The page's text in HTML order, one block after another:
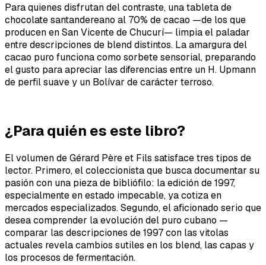
Para quienes disfrutan del contraste, una tableta de
chocolate santandereano al 70% de cacao —de los que
producen en San Vicente de Chucurí— limpia el paladar
entre descripciones de blend distintos. La amargura del
cacao puro funciona como sorbete sensorial, preparando
el gusto para apreciar las diferencias entre un H. Upmann
de perfil suave y un Bolívar de carácter terroso.
¿Para quién es este libro?
El volumen de Gérard Père et Fils satisface tres tipos de
lector. Primero, el coleccionista que busca documentar su
pasión con una pieza de bibliófilo: la edición de 1997,
especialmente en estado impecable, ya cotiza en
mercados especializados. Segundo, el aficionado serio que
desea comprender la evolución del puro cubano —
comparar las descripciones de 1997 con las vitolas
actuales revela cambios sutiles en los blend, las capas y
los procesos de fermentación.